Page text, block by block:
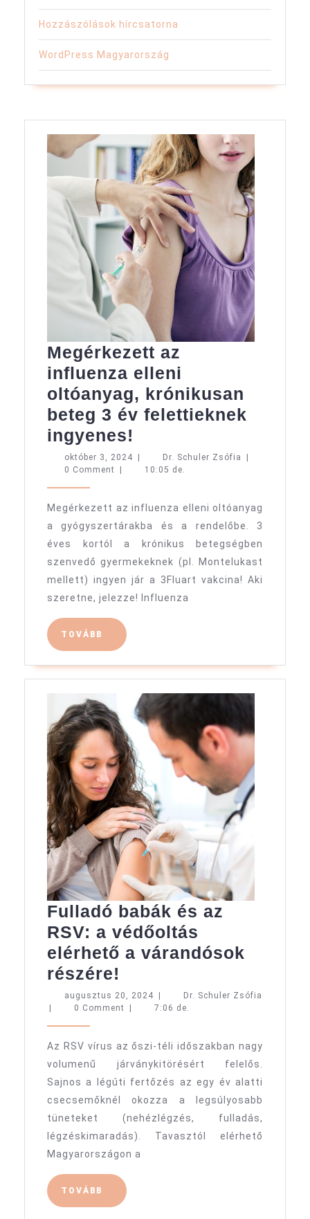
Hozzászólások hírcsatorna
WordPress Magyarország
Megérkezett az
influenza elleni
oltóanyag, krónikusan
beteg 3 év felettieknek
ingyenes!
az
influenza
oltóanyag,
krónikusan
beteg
3
év
október 3, 2024 október
| Dr. Schuler Zsófia Dr.|
0 Comment
| 10:05 de.
Megérkezett az influenza elleni oltóanyag
a gyógyszertárakba és a rendelőbe. 3
éves kortól a krónikus betegségben
szenvedő gyermekeknek (pl. Montelukast
mellett) ingyen jár a 3Fluart vakcina! Aki
szeretne, jelezze! Influenza
TOVÁBB TOVÁBB
Fulladó babák és az
RSV: a védőoltás
elérhető a várandósok
részére!
babák
és
RSV:
a
védőoltás
elérhető
a
várandósok
részére!
augusztus 20, 2024 augusztus
20,
|
Dr. Schuler Zsófia
Dr.
| 0 Comment | 7:06 de.
Az RSV vírus az őszi-téli időszakban nagy
volumenű járványkitörésért felelős.
Sajnos a légúti fertőzés az egy év alatti
csecsemőknél okozza a legsúlyosabb
tüneteket (nehézlégzés, fulladás,
légzéskimaradás). Tavasztól elérhető
Magyarországon a
TOVÁBB TOVÁBB